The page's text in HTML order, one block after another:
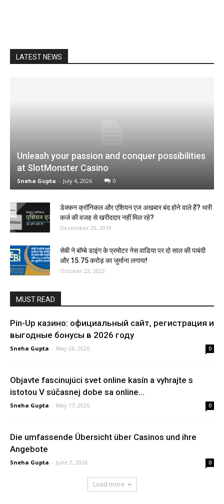
LATEST NEWS
Unleash your passion and conquer possibilities
at SlotMonster Casino
Sneha Gupta - July 4, 2026 0
डेक्कन क्रॉनिकल और एशियन एज अखबार बंद होने वाले हैं? भारी
कर्ज की वजह से खरीददार नहीं मिल रहे?
December 29, 2019
सेबी ने बॉम्बे डाइंग के प्रमोटर नेस वाडिया पर दो साल की पाबंदी
और ₹15.75 करोड़ का जुर्माना लगाया!
October 22, 2022
MUST READ
Pin-Up казино: официальный сайт, регистрация и
выгодные бонусы в 2026 году
Sneha Gupta - May 26, 2026 0
Objavte fascinujúci svet online kasín a vyhrajte s
istotou V súčasnej dobe sa online...
Sneha Gupta - May 17, 2026 0
Die umfassende Übersicht über Casinos und ihre
Angebote
Sneha Gupta - June 2, 2026 0
Load more